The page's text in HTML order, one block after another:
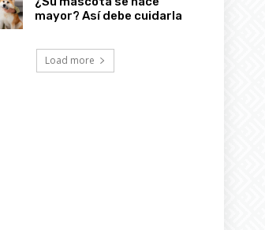
mayor? Así debe cuidarla
Load more